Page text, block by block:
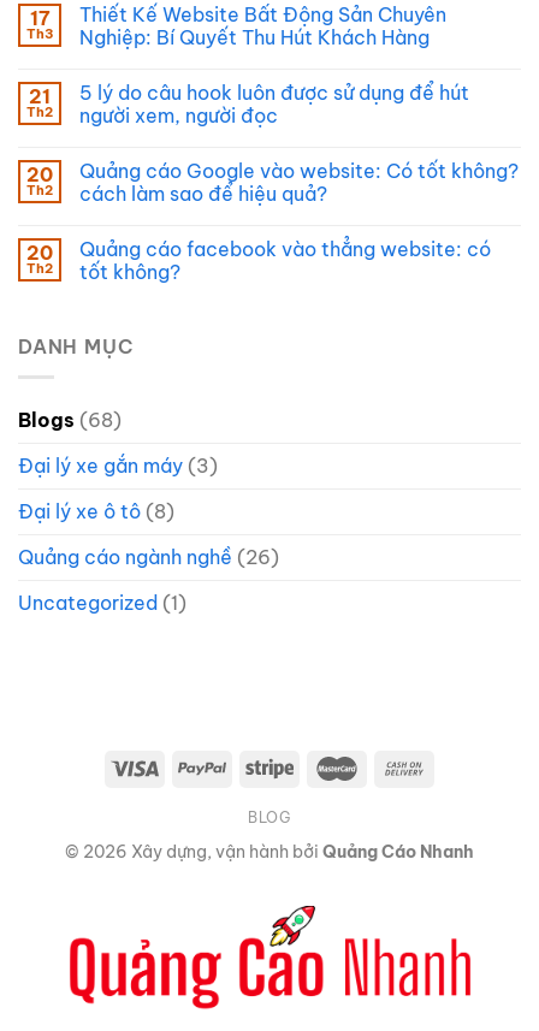
17
Th3
Thiết Kế Website Bất Động Sản Chuyên
Nghiệp: Bí Quyết Thu Hút Khách Hàng
21
Th2
5 lý do câu hook luôn được sử dụng để hút
người xem, người đọc
20
Th2
Quảng cáo Google vào website: Có tốt không?
cách làm sao để hiệu quả?
20
Th2
Quảng cáo facebook vào thẳng website: có
tốt không?
DANH MỤC
Blogs (68)
Đại lý xe gắn máy (3)
Đại lý xe ô tô (8)
Quảng cáo ngành nghề (26)
Uncategorized (1)
BLOG
© 2026 Xây dựng, vận hành bởi Quảng Cáo Nhanh